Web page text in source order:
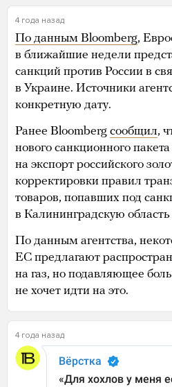
4 года назад
По данным Bloomberg,
в ближайшие недели
санкций против России в
в Украине. Источники
конкретную дату.
Ранее Bloomberg сообщил,
нового санкционного
на экспорт российского
корректировки правил
товаров, попавших под
в Калининградскую
По данным агентства,
ЕС предлагают
на газ, но подавляющее
не хочет идти на это.
4 года назад